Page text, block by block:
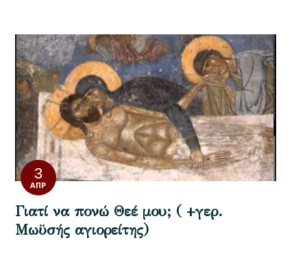
3
ΑΠΡ
Γιατί να πονώ Θεέ μου; ( +γερ.
Μωϋσής αγιορείτης)